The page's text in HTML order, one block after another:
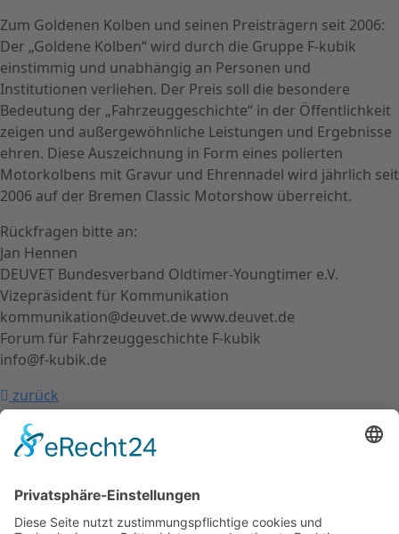
Zum Goldenen Kolben und seinen Preisträgern seit 2006:
Der „Goldene Kolben“ wird durch die Gruppe F-kubik
einstimmig und unabhängig an Personen und
Institutionen verliehen. Der Preis soll die besondere
Bedeutung der „Fahrzeuggeschichte“ in der Öffentlichkeit
zeigen und außergewöhnliche Leistungen und Ergebnisse
ehren. Diese Auszeichnung in Form eines polierten
Motorkolbens mit Gravur und Ehrennadel wird jährlich seit
2006 auf der Bremen Classic Motorshow überreicht.
Rückfragen bitte an:
Jan Hennen
DEUVET Bundesverband Oldtimer-Youngtimer e.V.
Vizepräsident für Kommunikation
kommunikation@deuvet.de www.deuvet.de
Forum für Fahrzeuggeschichte F-kubik
info@f-kubik.de
zurück
Kontakt
Impressum
Mitgliederbereich